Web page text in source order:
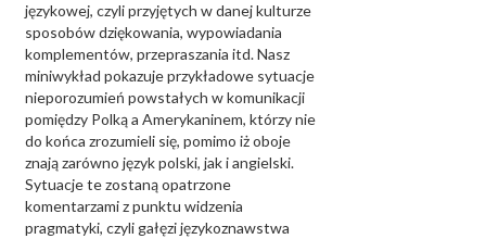
językowej, czyli przyjętych w danej kulturze
sposobów dziękowania, wypowiadania
komplementów, przepraszania itd. Nasz
miniwykład pokazuje przykładowe sytuacje
nieporozumień powstałych w komunikacji
pomiędzy Polką a Amerykaninem, którzy nie
do końca zrozumieli się, pomimo iż oboje
znają zarówno język polski, jak i angielski.
Sytuacje te zostaną opatrzone
komentarzami z punktu widzenia
pragmatyki, czyli gałęzi językoznawstwa